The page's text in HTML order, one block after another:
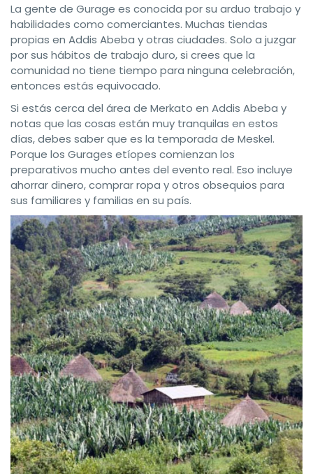
La gente de Gurage es conocida por su arduo trabajo y
habilidades como comerciantes. Muchas tiendas
propias en Addis Abeba y otras ciudades. Solo a juzgar
por sus hábitos de trabajo duro, si crees que la
comunidad no tiene tiempo para ninguna celebración,
entonces estás equivocado.
Si estás cerca del área de Merkato en Addis Abeba y
notas que las cosas están muy tranquilas en estos
días, debes saber que es la temporada de Meskel.
Porque los Gurages etíopes comienzan los
preparativos mucho antes del evento real. Eso incluye
ahorrar dinero, comprar ropa y otros obsequios para
sus familiares y familias en su país.